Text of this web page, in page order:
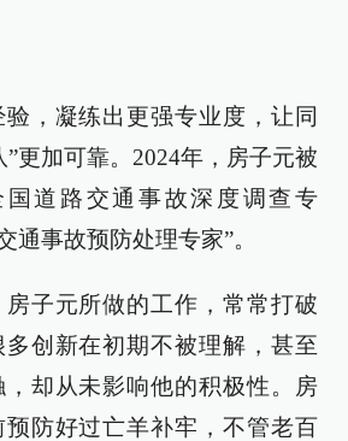
，凝练出更强专业度，让同
更加可靠。2024年，房子元被
道路交通事故深度调查专
通事故预防处理专家”。
子元所做的工作，常常打破
创新在初期不被理解，甚至
却从未影响他的积极性。房
防好过亡羊补牢，不管老百